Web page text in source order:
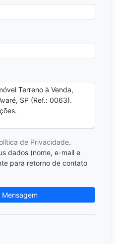
de Privacidade.
dados (nome, e-mail e
para retorno de contato
Mensagem